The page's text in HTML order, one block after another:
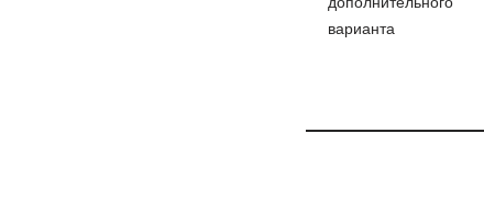
варианта